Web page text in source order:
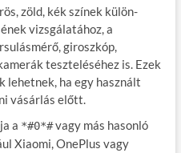
zöld, kék színek külön-
vizsgálatához, a
giroszkóp,
teszteléséhez is. Ezek
lehetnek, ha egy használt
vásárlás előtt.
a *#0*#vagy más hasonló
Xiaomi, OnePlus vagy